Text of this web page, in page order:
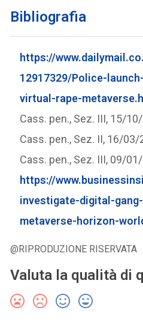
Bibliografia
https://
12917329/Police-
virtual-rape-
Cass. pen., Sez. III, 15/
Cass. pen., Sez. II, 16/03/
Cass. pen., Sez. III, 09/
https://
investigate-digital-
metaverse-horizon-
@RIPRODUZIONE RISERVATA
Valuta la qualità di